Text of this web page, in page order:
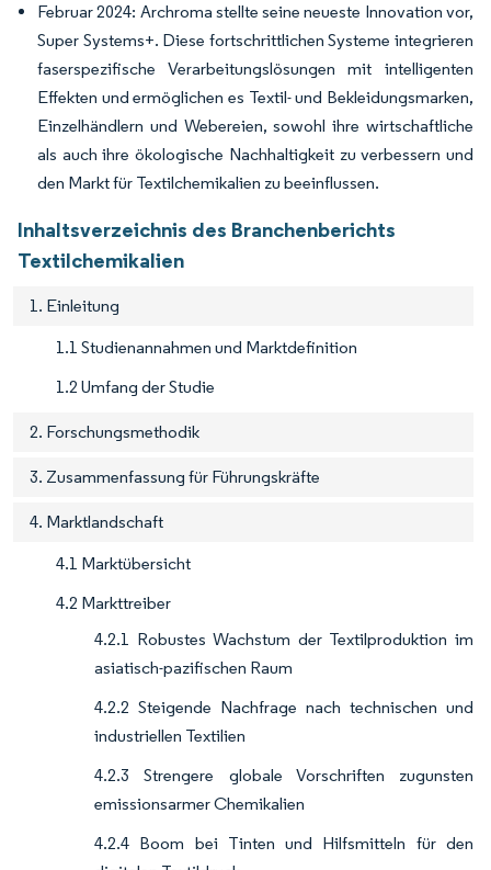
Februar 2024: Archroma stellte seine neueste Innovation vor,
Super Systems+. Diese fortschrittlichen Systeme integrieren
faserspezifische Verarbeitungslösungen mit intelligenten
Effekten und ermöglichen es Textil- und Bekleidungsmarken,
Einzelhändlern und Webereien, sowohl ihre wirtschaftliche
als auch ihre ökologische Nachhaltigkeit zu verbessern und
den Markt für Textilchemikalien zu beeinflussen.
Inhaltsverzeichnis des Branchenberichts
Textilchemikalien
1. Einleitung
1.1 Studienannahmen und Marktdefinition
1.2 Umfang der Studie
2. Forschungsmethodik
3. Zusammenfassung für Führungskräfte
4. Marktlandschaft
4.1 Marktübersicht
4.2 Markttreiber
4.2.1 Robustes Wachstum der Textilproduktion im
asiatisch-pazifischen Raum
4.2.2 Steigende Nachfrage nach technischen und
industriellen Textilien
4.2.3 Strengere globale Vorschriften zugunsten
emissionsarmer Chemikalien
4.2.4 Boom bei Tinten und Hilfsmitteln für den